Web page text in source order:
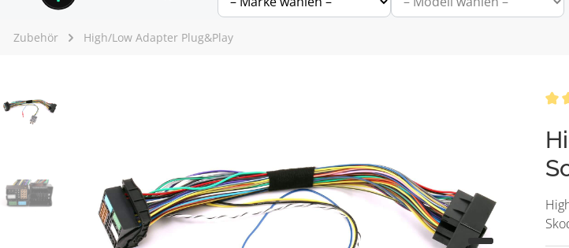
Zubehör High/Low Adapter Plug&Play